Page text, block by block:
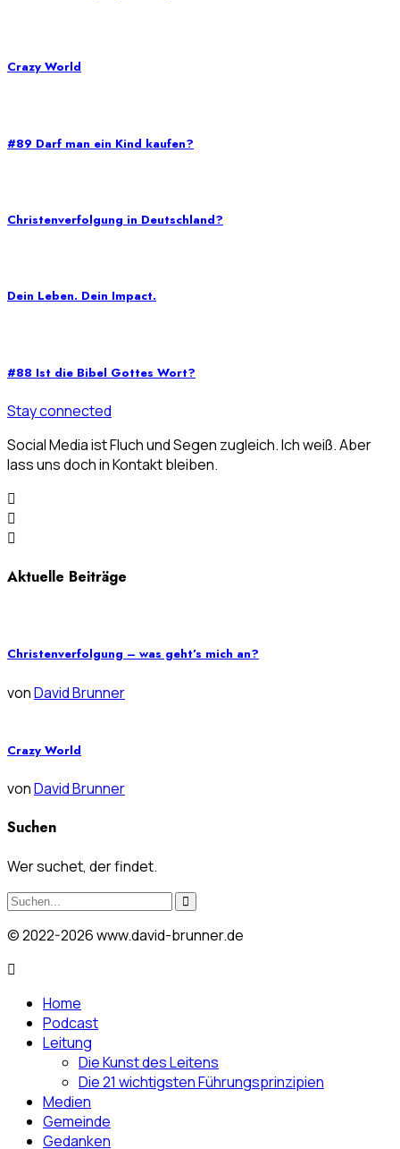
Crazy World
#89 Darf man ein Kind kaufen?
Christenverfolgung in Deutschland?
Dein Leben. Dein Impact.
#88 Ist die Bibel Gottes Wort?
Stay connected
Social Media ist Fluch und Segen zugleich. Ich weiß. Aber
lass uns doch in Kontakt bleiben.
Aktuelle Beiträge
Christenverfolgung – was geht’s mich an?
vonDavid Brunner
Crazy World
vonDavid Brunner
Suchen
Wer suchet, der findet.
© 2022-2026 www.david-brunner.de
Home
Podcast
Leitung
Die Kunst des Leitens
Die 21 wichtigsten Führungsprinzipien
Medien
Gemeinde
Gedanken